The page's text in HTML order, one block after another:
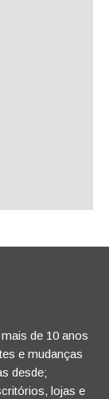
de 10 anos
e mudanças
desde;
lojas e